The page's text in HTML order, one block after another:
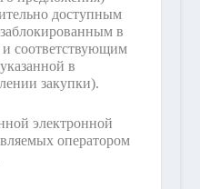
доступным
в
соответствующим
в
закупки).
электронной
оператором